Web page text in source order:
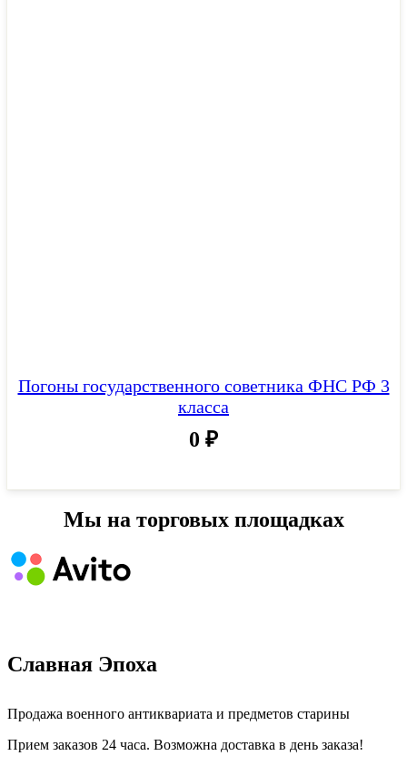
Погоны государственного советника ФНС РФ 3
класса
0 ₽
Мы на торговых площадках
Славная Эпоха
Продажа военного антиквариата и предметов старины
Прием заказов 24 часа. Возможна доставка в день заказа!